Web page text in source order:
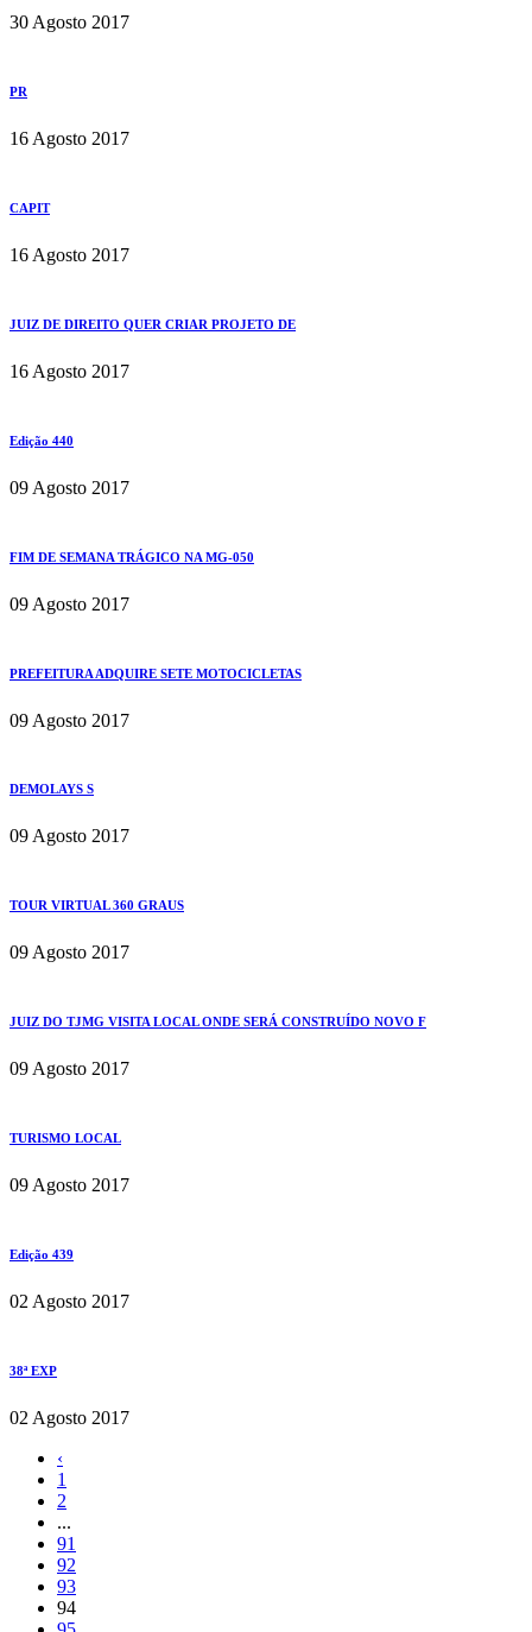
30 Agosto 2017
PR
16 Agosto 2017
CAPIT
16 Agosto 2017
JUIZ DE DIREITO QUER CRIAR PROJETO DE
16 Agosto 2017
Edição 440
09 Agosto 2017
FIM DE SEMANA TRÁGICO NA MG-050
09 Agosto 2017
PREFEITURA ADQUIRE SETE MOTOCICLETAS
09 Agosto 2017
DEMOLAYS S
09 Agosto 2017
TOUR VIRTUAL 360 GRAUS
09 Agosto 2017
JUIZ DO TJMG VISITA LOCAL ONDE SERÁ CONSTRUÍDO NOVO F
09 Agosto 2017
TURISMO LOCAL
09 Agosto 2017
Edição 439
02 Agosto 2017
38ª EXP
02 Agosto 2017
‹
1
2
...
91
92
93
94